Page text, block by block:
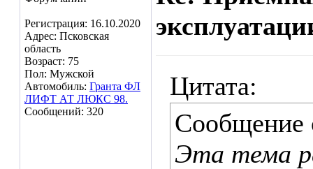
Регистрация: 16.10.2020
Адрес: Псковская
область
Возраст: 75
Пол: Мужской
Автомобиль: Гранта ФЛ
ЛИФТ АТ ЛЮКС 98.
Сообщений: 320
Цитата:
Сообщение
Эта тема